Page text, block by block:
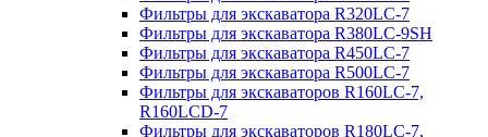
Фильтры для экскаватора R320LC-7
Фильтры для экскаватора R380LC-9SH
Фильтры для экскаватора R450LC-7
Фильтры для экскаватора R500LC-7
Фильтры для экскаваторов R160LC-7,
R160LCD-7
Фильтры для экскаваторов R180LC-7,